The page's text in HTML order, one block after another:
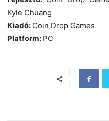
Kyle Chuang
Kiadó: Coin Drop Games
Platform: PC